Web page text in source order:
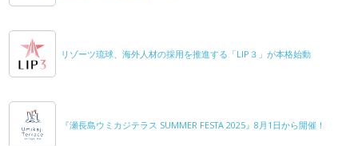
リゾーツ琉球、海外人材の採用を推進する「LIP３」が本格始動
『瀬長島ウミカジテラス SUMMER FESTA 2025』8月1日から開催！